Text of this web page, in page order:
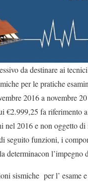
da destinare ai
per le pratiche
2016 a novembre
€2.999,25 fa riferimento
nel 2016 e non oggetto di
seguito funzioni, i
determinacon l’impegno
sismiche per l’ esame